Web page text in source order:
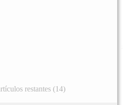
restantes (14)